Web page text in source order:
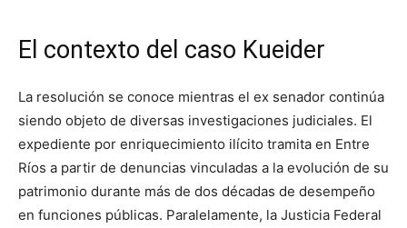
El contexto del caso Kueider
La resolución se conoce mientras el ex senador continúa
siendo objeto de diversas investigaciones judiciales. El
expediente por enriquecimiento ilícito tramita en Entre
Ríos a partir de denuncias vinculadas a la evolución de su
patrimonio durante más de dos décadas de desempeño
en funciones públicas. Paralelamente, la Justicia Federal